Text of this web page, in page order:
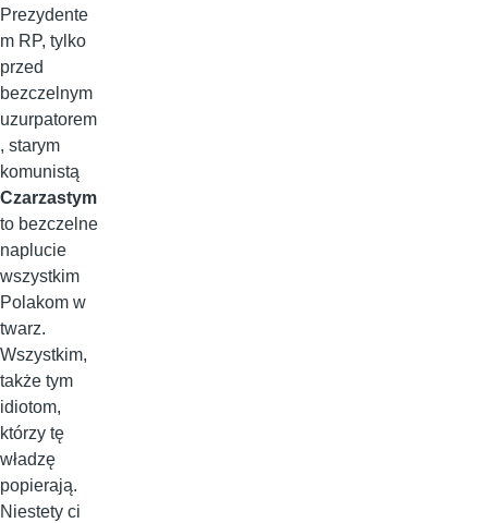
Prezydente
m RP, tylko
przed
bezczelnym
uzurpatorem
, starym
komunistą
Czarzastym
to bezczelne
naplucie
wszystkim
Polakom w
twarz.
Wszystkim,
także tym
idiotom,
którzy tę
władzę
popierają.
Niestety ci